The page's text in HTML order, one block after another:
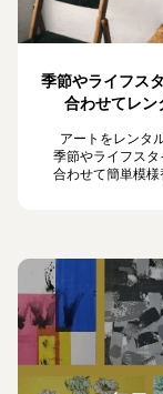
季節やライフス
合わせてレン
アートをレンタ
季節やライフスタ
合わせて簡単模様